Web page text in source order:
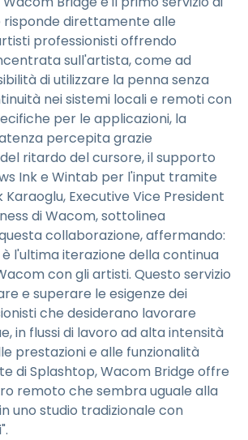
direttamente alle
professionisti offrendo
sull'artista, come ad
di utilizzare la penna senza
nei sistemi locali e remoti con
per le applicazioni, la
percepita grazie
ritardo del cursore, il supporto
Ink e Wintab per l'input tramite
Karaoglu, Executive Vice President
di Wacom, sottolinea
collaborazione, affermando:
l'ultima iterazione della continua
con gli artisti. Questo servizio
e superare le esigenze dei
che desiderano lavorare
in flussi di lavoro ad alta intensità
prestazioni e alle funzionalità
di Splashtop, Wacom Bridge offre
remoto che sembra uguale alla
uno studio tradizionale con